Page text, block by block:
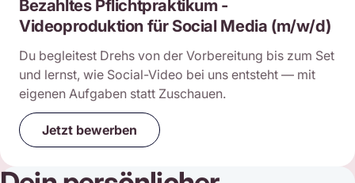
Bezahltes Pflichtpraktikum -
Videoproduktion für Social Media (m/w/d)
Du begleitest Drehs von der Vorbereitung bis zum Set
und lernst, wie Social-Video bei uns entsteht — mit
eigenen Aufgaben statt Zuschauen.
Jetzt bewerben
—Bezahltes Pflichtpraktikum -